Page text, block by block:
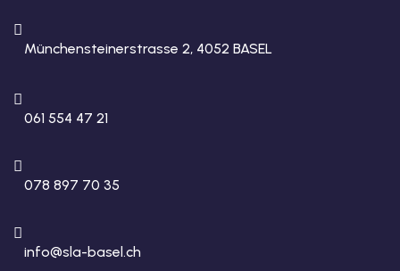
Münchensteinerstrasse 2, 4052 BASEL
061 554 47 21
078 897 70 35
info@sla-basel.ch